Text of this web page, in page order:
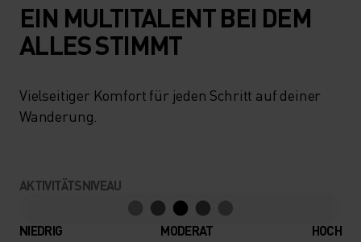
EIN MULTITALENT BEI DEM
ALLES STIMMT
Vielseitiger Komfort für jeden Schritt auf deiner
Wanderung.
AKTIVITÄTSNIVEAU
NIEDRIG MODERAT HOCH